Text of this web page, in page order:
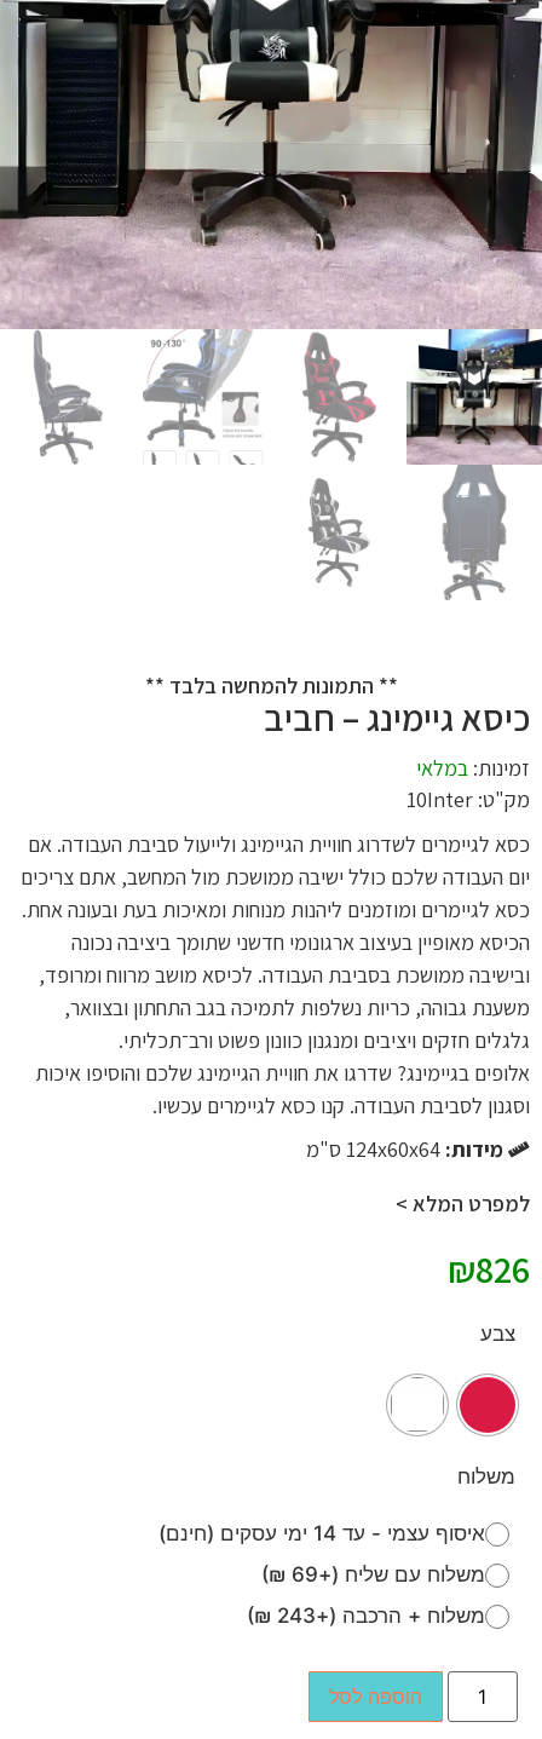
** התמונות להמחשה בלבד **
כיסא גיימינג – חביב
זמינות: במלאי
מק"ט: 10Inter
כסא לגיימרים לשדרוג חוויית הגיימינג ולייעול סביבת העבודה. אם
יום העבודה שלכם כולל ישיבה ממושכת מול המחשב, אתם צריכים
כסא לגיימרים ומוזמנים ליהנות מנוחות ומאיכות בעת ובעונה אחת.
הכיסא מאופיין בעיצוב ארגונומי חדשני שתומך ביציבה נכונה
ובישיבה ממושכת בסביבת העבודה. לכיסא מושב מרווח ומרופד,
משענת גבוהה, כריות נשלפות לתמיכה בגב התחתון ובצוואר,
גלגלים חזקים ויציבים ומנגנון כוונון פשוט ורב־תכליתי.
אלופים בגיימינג? שדרגו את חוויית הגיימינג שלכם והוסיפו איכות
וסגנון לסביבת העבודה. קנו כסא לגיימרים עכשיו.
מידות:124x60x64 ס"מ
למפרט המלא >
₪826
צבע
משלוח
איסוף עצמי - עד 14 ימי עסקים (חינם)
משלוח עם שליח (+69 ₪)
משלוח + הרכבה (+243 ₪)
הוספה לסל